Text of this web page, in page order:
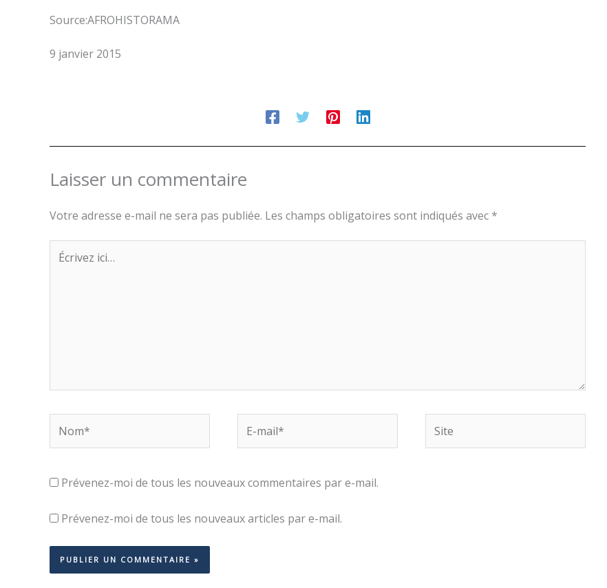
Source:AFROHISTORAMA
9 janvier 2015
Laisser un commentaire
Votre adresse e-mail ne sera pas publiée. Les champs obligatoires sont indiqués avec *
Écrivez
ici…
mail*
Prévenez-moi de tous les nouveaux commentaires par e-mail.
Prévenez-moi de tous les nouveaux articles par e-mail.